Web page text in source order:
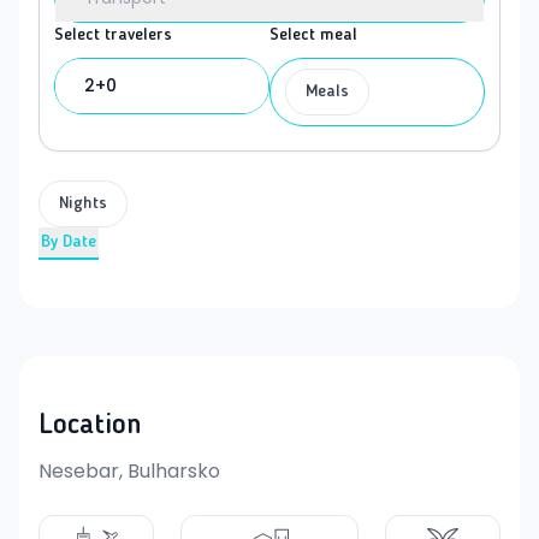
Select travelers
2+0
Select meal
Meals
Nights
By Date
Location
Nesebar, Bulharsko